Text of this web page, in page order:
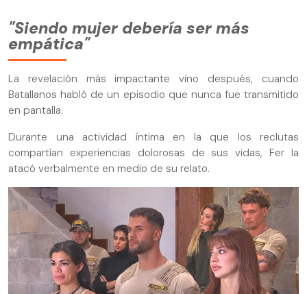
"Siendo mujer debería ser más
empática"
La revelación más impactante vino después, cuando
Batallanos habló de un episodio que nunca fue transmitido
en pantalla.
Durante una actividad íntima en la que los reclutas
compartían experiencias dolorosas de sus vidas, Fer la
atacó verbalmente en medio de su relato.